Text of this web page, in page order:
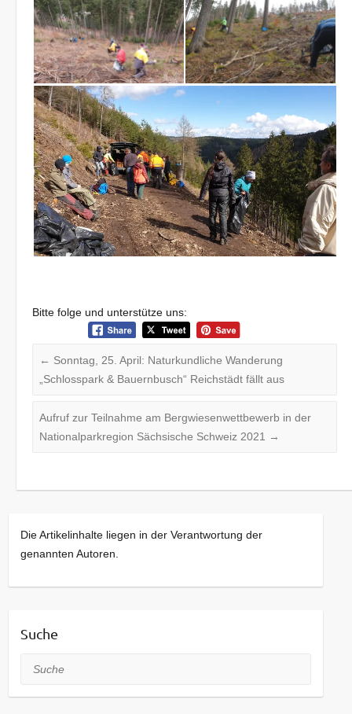
Bitte folge und unterstütze uns:
← Sonntag, 25. April: Naturkundliche Wanderung
„Schlosspark & Bauernbusch“ Reichstädt fällt aus
Aufruf zur Teilnahme am Bergwiesenwettbewerb in der
Nationalparkregion Sächsische Schweiz 2021
→
Die Artikelinhalte liegen in der Verantwortung der
genannten Autoren.
Suche
Suche